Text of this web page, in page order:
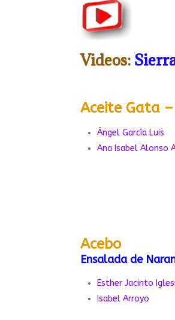
Videos:
Aceite Gata
Ángel García Luis
Ana Isabel Alonso
Acebo
Ensalada de
Esther Jacinto
Isabel Arroyo